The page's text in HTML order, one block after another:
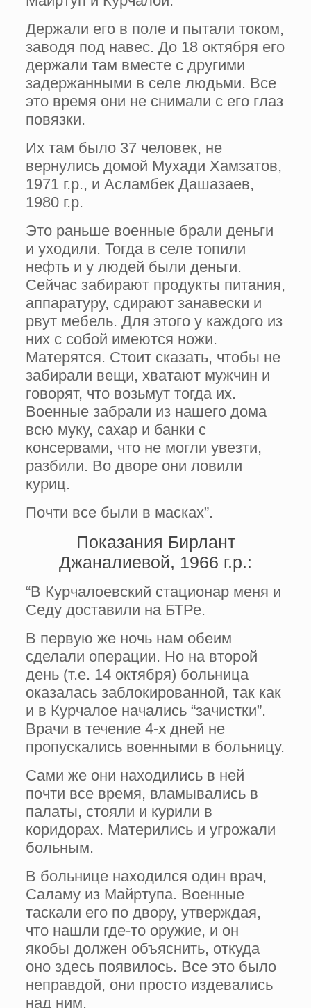
Держали его в поле и пытали током,
заводя под навес. До 18 октября его
держали там вместе с другими
задержанными в селе людьми. Все
это время они не снимали с его глаз
повязки.
Их там было 37 человек, не
вернулись домой Мухади Хамзатов,
1971 г.р., и Асламбек Дашазаев,
1980 г.р.
Это раньше военные брали деньги
и уходили. Тогда в селе топили
нефть и у людей были деньги.
Сейчас забирают продукты питания,
аппаратуру, сдирают занавески и
рвут мебель. Для этого у каждого из
них с собой имеются ножи.
Матерятся. Стоит сказать, чтобы не
забирали вещи, хватают мужчин и
говорят, что возьмут тогда их.
Военные забрали из нашего дома
всю муку, сахар и банки с
консервами, что не могли увезти,
разбили. Во дворе они ловили
куриц.
Почти все были в масках”.
Показания Бирлант
Джаналиевой, 1966 г.р.:
“В Курчалоевский стационар меня и
Седу доставили на БТРе.
В первую же ночь нам обеим
сделали операции. Но на второй
день (т.е. 14 октября) больница
оказалась заблокированной, так как
и в Курчалое начались “зачистки”.
Врачи в течение 4-х дней не
пропускались военными в больницу.
Сами же они находились в ней
почти все время, вламывались в
палаты, стояли и курили в
коридорах. Матерились и угрожали
больным.
В больнице находился один врач,
Саламу из Майртупа. Военные
таскали его по двору, утверждая,
что нашли где-то оружие, и он
якобы должен объяснить, откуда
оно здесь появилось. Все это было
неправдой, они просто издевались
над ним.